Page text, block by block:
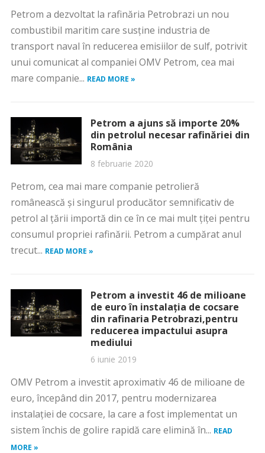
Petrom a dezvoltat la rafinăria Petrobrazi un nou
combustibil maritim care susține industria de
transport naval în reducerea emisiilor de sulf, potrivit
unui comunicat al companiei OMV Petrom, cea mai
mare companie... READ MORE »
Petrom a ajuns să importe 20%
din petrolul necesar rafinăriei din
România
8 februarie 2020
Petrom, cea mai mare companie petrolieră
românească și singurul producător semnificativ de
petrol al țării importă din ce în ce mai mult țiței pentru
consumul propriei rafinării. Petrom a cumpărat anul
trecut... READ MORE »
Petrom a investit 46 de milioane
de euro în instalaţia de cocsare
din rafinaria Petrobrazi,pentru
reducerea impactului asupra
mediului
6 iunie 2019
OMV Petrom a investit aproximativ 46 de milioane de
euro, începând din 2017, pentru modernizarea
instalaţiei de cocsare, la care a fost implementat un
sistem închis de golire rapidă care elimină în... READ
MORE »